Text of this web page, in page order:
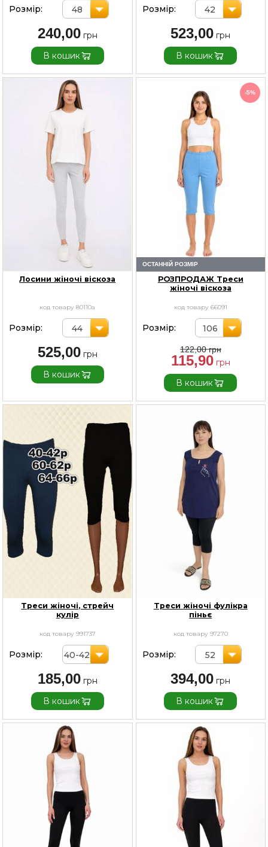
Розмір: 48
240,00
В кошик
Розмір: 42
523,00
В кошик
Лосини жіночі віскоза
код товару 80110а
Розмір: 44
525,00
В кошик
ОСТАННІЙ РОЗМІР
-5%
РОЗПРОДАЖ Треси
жіночі віскоза
код товару 66091
Розмір: 106
115,90
122,00
В кошик
Треси жіночі, стрейч
кулір
код товару 991737
Розмір: 40-42
185,00
В кошик
Треси жіночі фулікра
піньє
код товару 97270
Розмір: 52
394,00
В кошик